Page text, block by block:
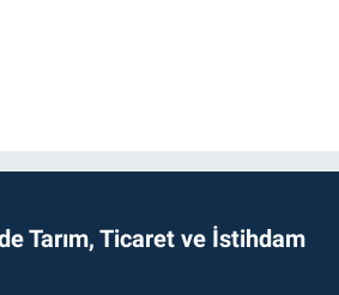
Tarım, Ticaret ve İstihdam